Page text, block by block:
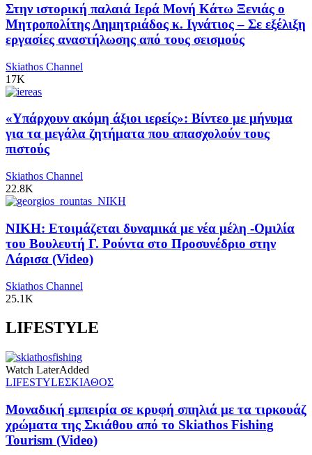
Στην ιστορική παλαιά Ιερά Μονή Κάτω Ξενιάς ο
Μητροπολίτης Δημητριάδος κ. Ιγνάτιος – Σε εξέλιξη
εργασίες αναστήλωσης από τους σεισμούς
Skiathos Channel
17K
«Υπάρχουν ακόμη άξιοι ιερείς»: Βίντεο με μήνυμα
για τα μεγάλα ζητήματα που απασχολούν τους
πιστούς
Skiathos Channel
22.8K
ΝΙΚΗ: Ετοιμάζεται δυναμικά με νέα μέλη -Ομιλία
του Βουλευτή Γ. Ρούντα στο Προσυνέδριο στην
Λάρισα (Video)
Skiathos Channel
25.1K
LIFESTYLE
Watch LaterAdded
LIFESTYLEΣΚΙΑΘΟΣ
Μοναδική εμπειρία σε κρυφή σπηλιά με τα τιρκουάζ
χρώματα της Σκιάθου από το Skiathos Fishing
Tourism (Video)